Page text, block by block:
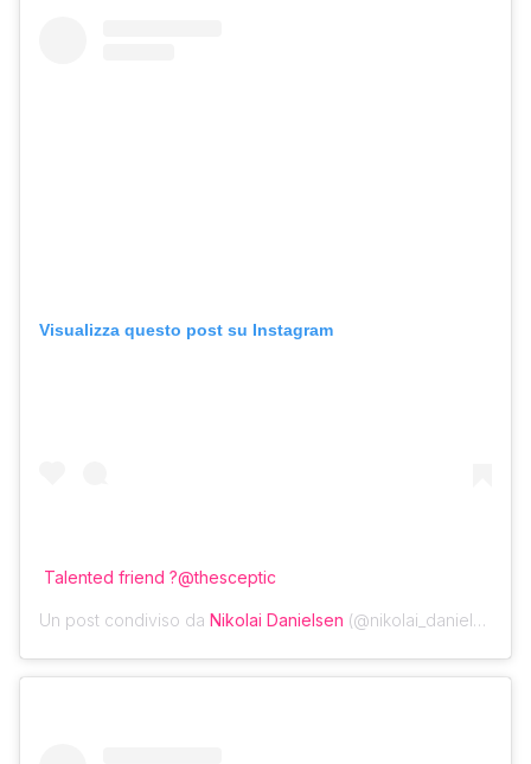
Visualizza questo post su Instagram
Talented friend ?@thesceptic
Un post condiviso da Nikolai Danielsen (@nikolai_danielsen) in data: